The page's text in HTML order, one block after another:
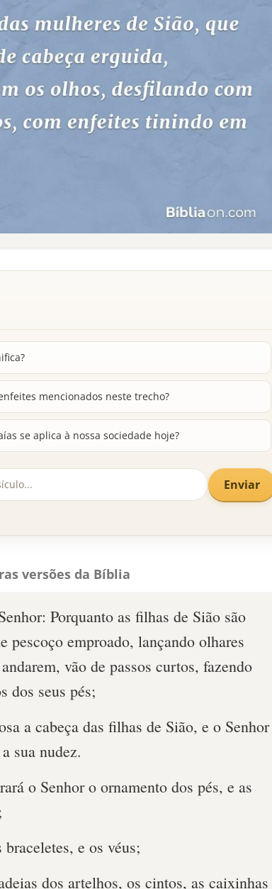
mencionados neste trecho?
se aplica à nossa sociedade hoje?
Enviar
versões da Bíblia
Porquanto as filhas de Sião são
pescoço emproado, lançando olhares
vão de passos curtos, fazendo
dos seus pés;
a cabeça das filhas de Sião, e o Senhor
sua nudez.
o Senhor o ornamento dos pés, e as
e os véus;
dos artelhos, os cintos, as caixinhas